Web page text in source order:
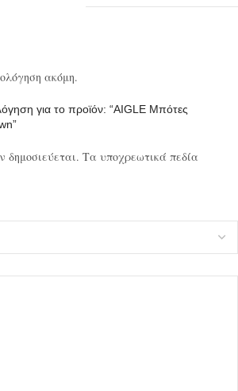
ακόμη.
για το προϊόν: “AIGLE Μπότες
δημοσιεύεται. Τα υποχρεωτικά πεδία